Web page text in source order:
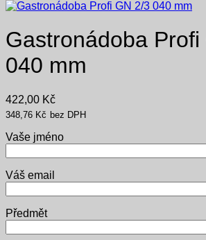
Gastronádoba Profi
040 mm
422,00 Kč
348,76 Kč bez DPH
Vaše jméno
Váš email
Předmět